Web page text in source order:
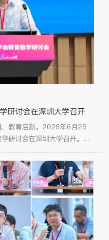
研讨会在深圳大学召开
，教育启新。2026年6月25
研讨会在深圳大学召开。本
委员会主办，深圳大学数学
办，围绕课程体系建设、教
等核心议题展开交流。来自
议，开幕式由深圳大学数学
科学院院士袁亚湘、深圳大